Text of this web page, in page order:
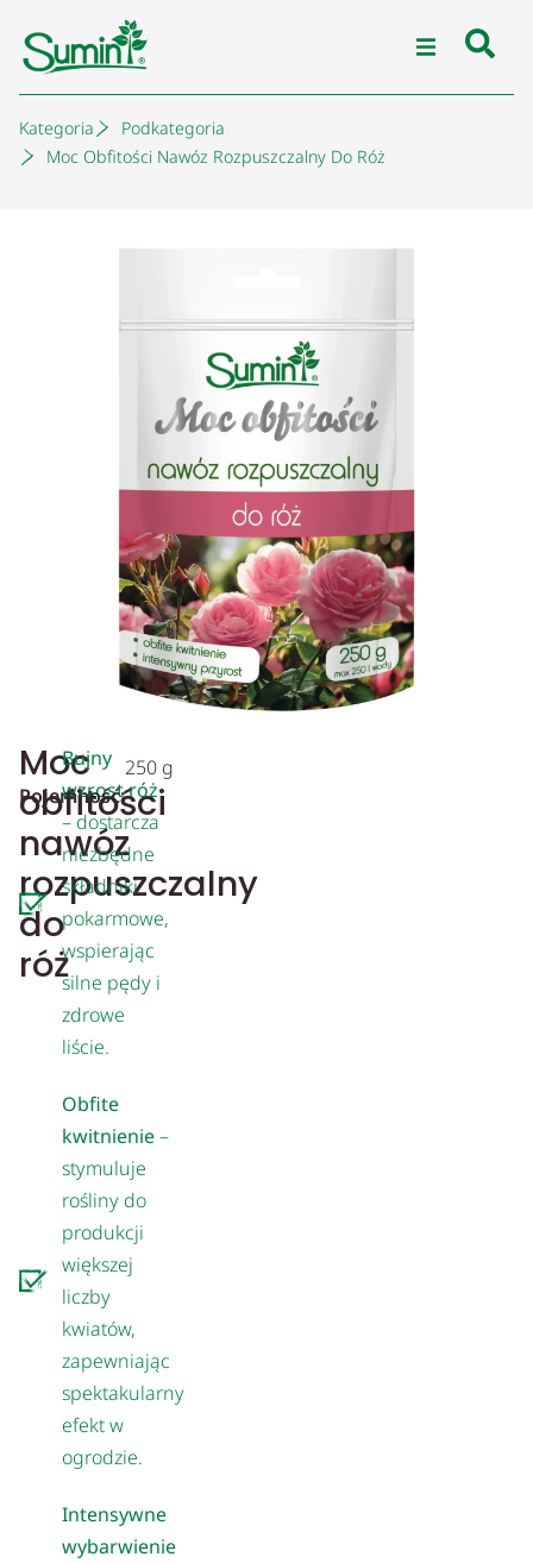
Kategoria
Podkategoria
Moc Obfitości Nawóz Rozpuszczalny Do Róż
Moc
obfitości
nawóz
rozpuszczalny
do
róż
Bujny
wzrost róż
– dostarcza
niezbędne
składniki
pokarmowe,
wspierając
silne pędy i
zdrowe
liście.
Obfite
kwitnienie–
stymuluje
rośliny do
produkcji
większej
liczby
kwiatów,
zapewniając
spektakularny
efekt w
ogrodzie.
Intensywne
wybarwienie
Pojemność:
250 g